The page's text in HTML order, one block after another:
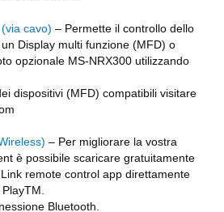
cavo) – Permette il controllo dello
Display multi funzione (MFD) o
opzionale MS-NRX300 utilizzando
dispositivi (MFD) compatibili visitare
– Per migliorare la vostra
è possibile scaricare gratuitamente
remote control app direttamente
Bluetooth.